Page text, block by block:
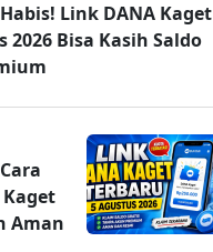
Link DANA Kaget
2026 Bisa Kasih Saldo
Aman